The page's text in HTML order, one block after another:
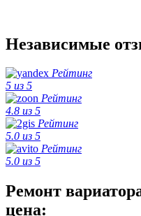
Независимые
Рейтинг
5 из 5
Рейтинг
4.8 из 5
Рейтинг
5.0 из 5
Рейтинг
5.0 из 5
Ремонт
цена: